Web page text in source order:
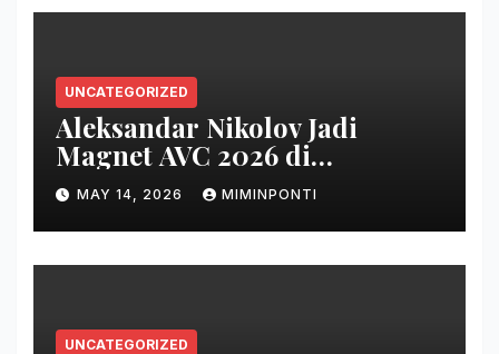
UNCATEGORIZED
Aleksandar Nikolov Jadi
Magnet AVC 2026 di
Pontianak
MAY 14, 2026 MIMINPONTI
UNCATEGORIZED